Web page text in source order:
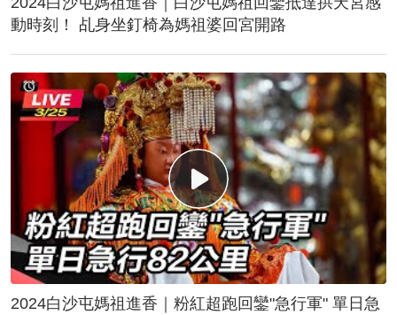
動時刻！ 乩身坐釘椅為媽祖婆回宮開路
2024白沙屯媽祖進香｜粉紅超跑回鑾"急行軍" 單日急